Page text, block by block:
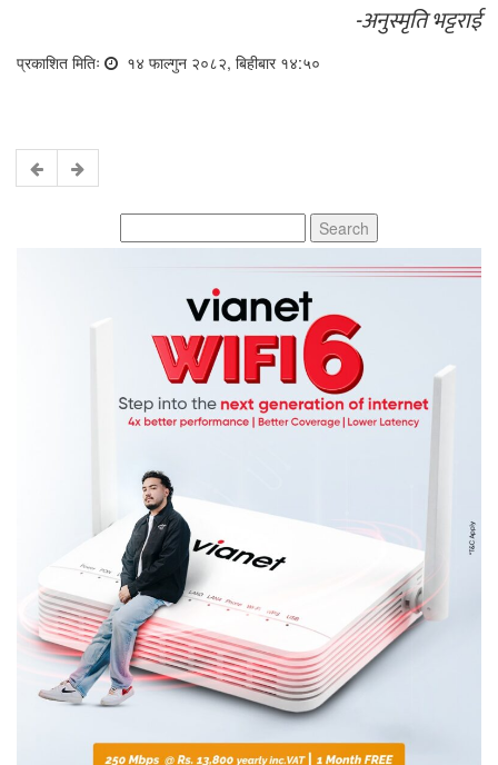
-अनुस्मृति भट्टराई
प्रकाशित मितिः १४ फाल्गुन २०८२, बिहीबार १४:५०
for: